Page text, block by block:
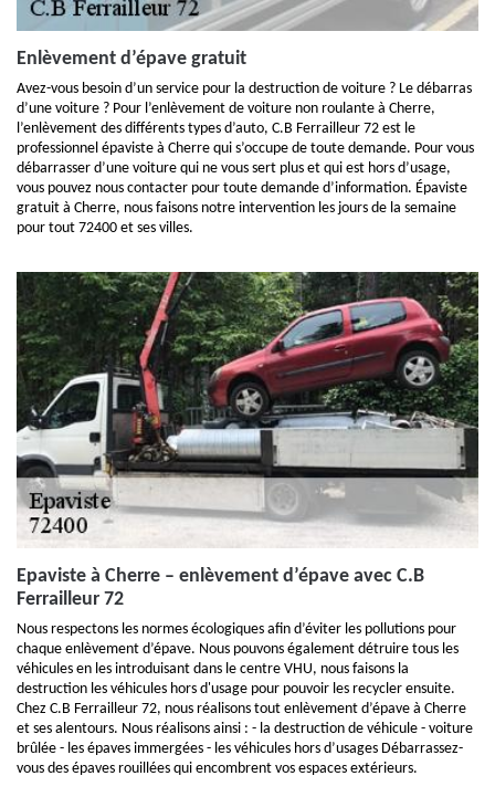
Enlèvement d’épave gratuit
Avez-vous besoin d’un service pour la destruction de voiture ? Le débarras
d’une voiture ? Pour l’enlèvement de voiture non roulante à Cherre,
l’enlèvement des différents types d’auto, C.B Ferrailleur 72 est le
professionnel épaviste à Cherre qui s’occupe de toute demande. Pour vous
débarrasser d’une voiture qui ne vous sert plus et qui est hors d’usage,
vous pouvez nous contacter pour toute demande d’information. Épaviste
gratuit à Cherre, nous faisons notre intervention les jours de la semaine
pour tout 72400 et ses villes.
Epaviste à Cherre – enlèvement d’épave avec C.B
Ferrailleur 72
Nous respectons les normes écologiques afin d’éviter les pollutions pour
chaque enlèvement d’épave. Nous pouvons également détruire tous les
véhicules en les introduisant dans le centre VHU, nous faisons la
destruction les véhicules hors d'usage pour pouvoir les recycler ensuite.
Chez C.B Ferrailleur 72, nous réalisons tout enlèvement d’épave à Cherre
et ses alentours. Nous réalisons ainsi : - la destruction de véhicule - voiture
brûlée - les épaves immergées - les véhicules hors d’usages Débarrassez-
vous des épaves rouillées qui encombrent vos espaces extérieurs.